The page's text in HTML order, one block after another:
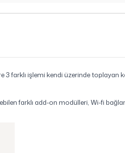
3 farklı işlemi kendi üzerinde toplayan
farklı add-on modülleri, Wi-fi